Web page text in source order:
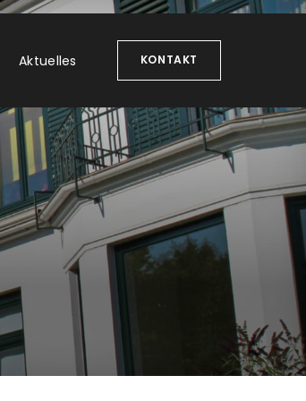
Aktuelles KONTAKT